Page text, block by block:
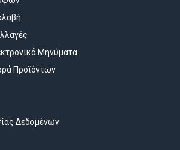
Μηνύματα
Προϊόντων
Δεδομένων